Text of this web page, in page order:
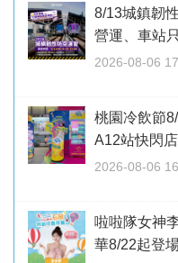
8/13城鎮韌
營運、車站
2026-08-06
桃園冷飲節
A12站快閃
2026-08-06
啦啦隊女神
華8/22起登